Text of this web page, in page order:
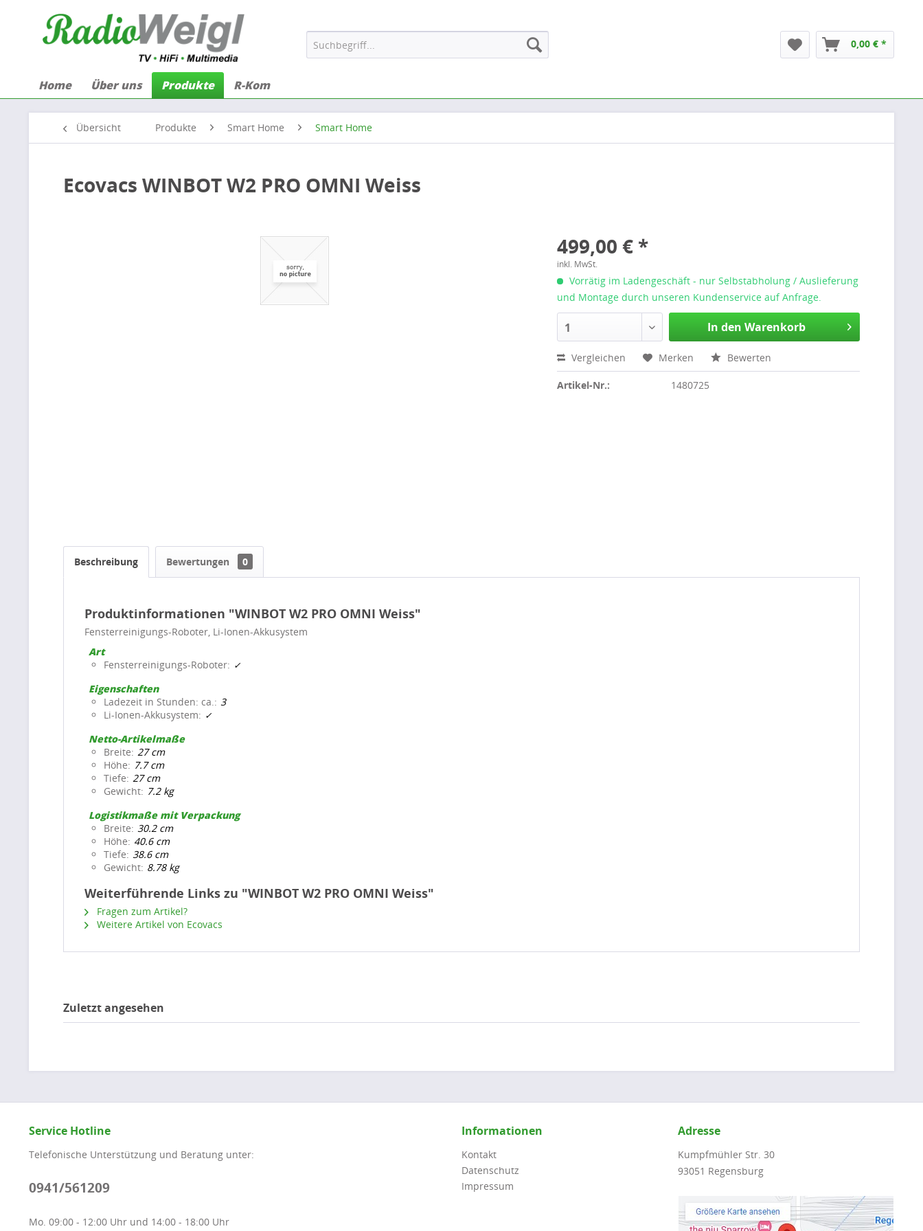
0,00 € *
Home Über uns Produkte R-Kom
Übersicht Produkte Smart Home Smart Home
Ecovacs WINBOT W2 PRO OMNI Weiss
499,00 € *
inkl. MwSt.
Vorrätig im Ladengeschäft - nur Selbstabholung / Auslieferung
und Montage durch unseren Kundenservice auf Anfrage.
1 In den Warenkorb
Vergleichen Merken Bewerten
Artikel-Nr.: 1480725
Beschreibung Bewertungen 0
Produktinformationen "WINBOT W2 PRO OMNI Weiss"
Fensterreinigungs-Roboter, Li-Ionen-Akkusystem
Art
Fensterreinigungs-Roboter
Eigenschaften
Ladezeit in Stunden: ca. 3
Li-Ionen-Akkusystem
Netto-Artikelmaße
Breite 27 cm
Höhe
7.7 cm
Tiefe 27 cm
Gewicht 7.2 kg
Logistikmaße mit Verpackung
Breite 30.2 cm
Höhe 40.6 cm
Tiefe 38.6 cm
Gewicht 8.78 kg
Weiterführende Links zu "WINBOT W2 PRO OMNI Weiss"
Fragen zum Artikel?
Weitere Artikel von Ecovacs
Zuletzt angesehen
Service Hotline
Telefonische Unterstützung und Beratung unter:
0941/561209
Mo. 09:00 - 12:00 Uhr und 14:00 - 18:00 Uhr
Informationen
Kontakt
Datenschutz
Impressum
Adresse
Kumpfmühler Str. 30
93051 Regensburg